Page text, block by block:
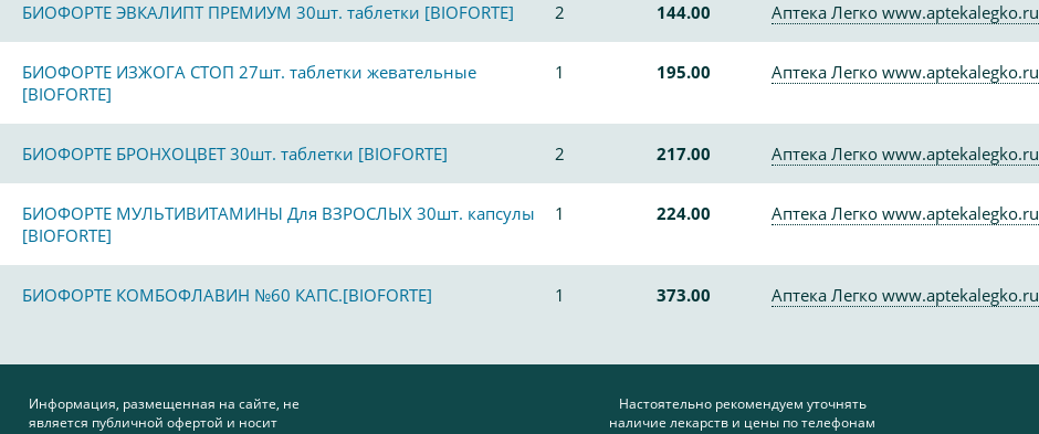
БИОФОРТЕ ЭВКАЛИПТ ПРЕМИУМ 30шт. таблетки [BIOFORTE] 2 144.00 Аптека Легко www.aptekalegko.ru
БИОФОРТЕ ИЗЖОГА СТОП 27шт. таблетки жевательные
[BIOFORTE]
1 195.00 Аптека Легко www.aptekalegko.ru
БИОФОРТЕ БРОНХОЦВЕТ 30шт. таблетки [BIOFORTE] 2 217.00 Аптека Легко www.aptekalegko.ru
БИОФОРТЕ МУЛЬТИВИТАМИНЫ Для ВЗРОСЛЫХ 30шт. капсулы
[BIOFORTE]
1 224.00 Аптека Легко www.aptekalegko.ru
БИОФОРТЕ КОМБОФЛАВИН №60 КАПС.[BIOFORTE] 1 373.00 Аптека Легко www.aptekalegko.ru
Информация, размещенная на сайте, не
является публичной офертой и носит
Настоятельно рекомендуем уточнять
наличие лекарств и цены по телефонам